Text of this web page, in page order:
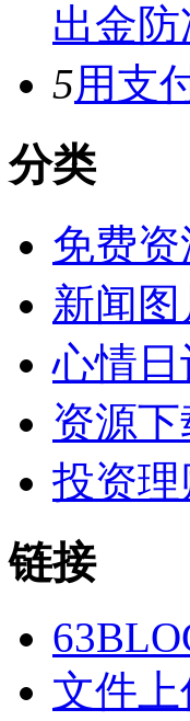
出金
5用支
分类
免费资
新闻图
心情日
资源下
投资理
链接
文件上